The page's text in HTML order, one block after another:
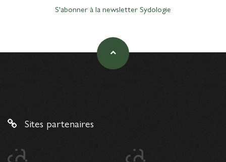
S'abonner à la newsletter Sydologie
Sites partenaires